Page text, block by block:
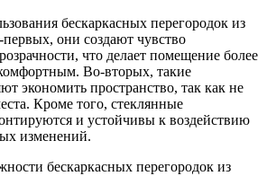
бескаркасных перегородок из
они создают чувство
что делает помещение более
Во-вторых, такие
экономить пространство, так как не
Кроме того, стеклянные
и устойчивы к воздействию
изменений.
бескаркасных перегородок из